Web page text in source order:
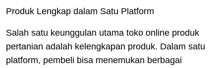
Produk Lengkap dalam Satu Platform
Salah satu keunggulan utama toko online produk
pertanian adalah kelengkapan produk. Dalam satu
platform, pembeli bisa menemukan berbagai